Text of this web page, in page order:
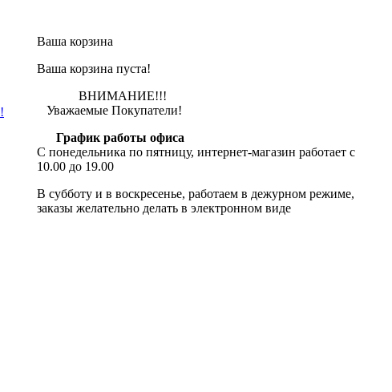
Ваша корзина
Ваша корзина пуста!
ВНИМАНИЕ!!!
Уважаемые Покупатели!
График работы офиса
С понедельника по пятницу, интернет-магазин работает с
10.00 до 19.00
В субботу и в воскресенье, работаем в дежурном режиме,
заказы желательно делать в электронном виде